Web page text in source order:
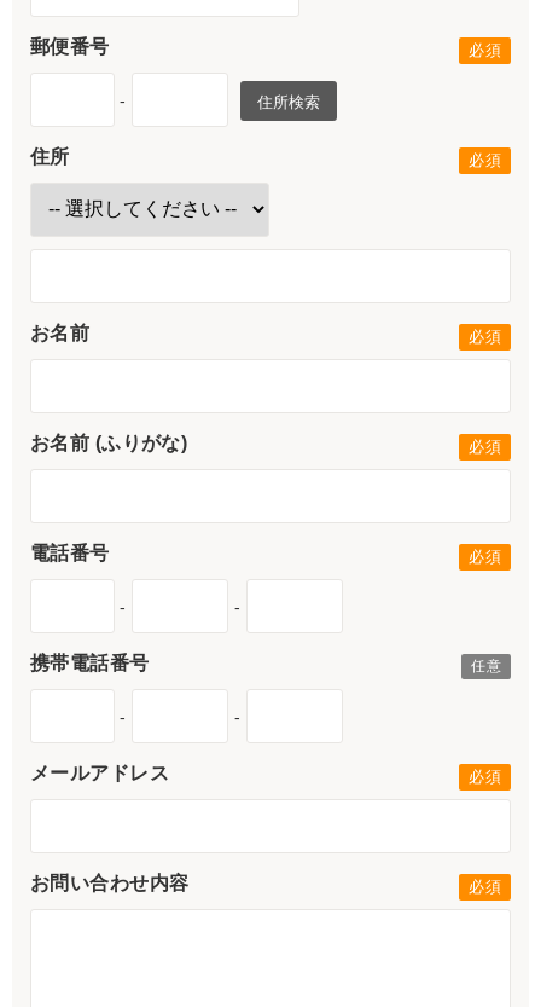
郵便番号
- 住所検索
住所
お名前
お名前 (ふりがな)
電話番号
- -
携帯電話番号
- -
メールアドレス
お問い合わせ内容